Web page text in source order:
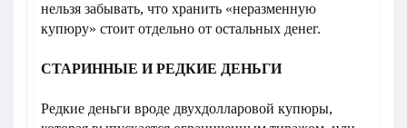
нельзя забывать, что хранить «неразменную
купюру» стоит отдельно от остальных денег.
СТАРИННЫЕ И РЕДКИЕ ДЕНЬГИ
Редкие деньги вроде двухдолларовой купюры,